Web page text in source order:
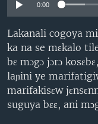
0:00
Lakanali cogoya
ka na se mɛkalo
bɛ mɔgɔ jɔrɔ
laɲini ye
marifakisɛw
suguya bɛɛ, ani